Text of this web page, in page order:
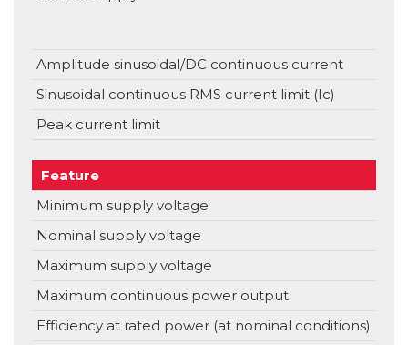
Amplitude sinusoidal/DC continuous current
Sinusoidal continuous RMS current limit (Ic)
Peak current limit
Feature
Minimum supply voltage
Nominal supply voltage
Maximum supply voltage
Maximum continuous power output
Efficiency at rated power (at nominal conditions)